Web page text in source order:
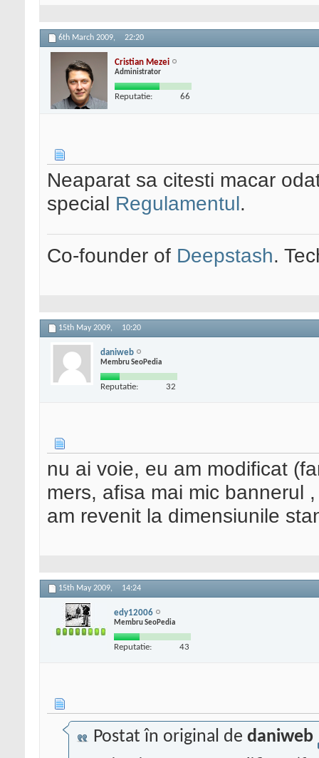
6th March 2009, 22:20
Cristian Mezei
Administrator
Reputatie: 66
Neaparat sa citesti macar
special Regulamentul.
Co-founder of Deepstash.
15th May 2009, 10:20
daniweb
Membru SeoPedia
Reputatie: 32
nu ai voie, eu am modificat
mers, afisa mai mic bannerul
am revenit la dimensiunile
15th May 2009, 14:24
edy12006
Membru SeoPedia
Reputatie: 43
Postat în original de daniweb